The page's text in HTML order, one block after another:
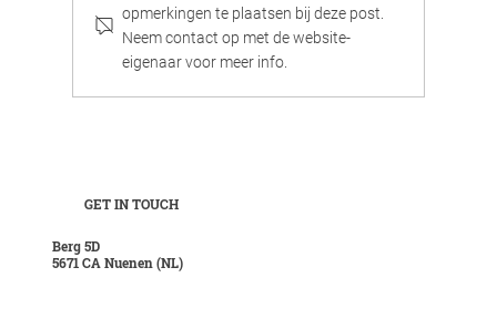
GET IN TOUCH
Berg 5D
5671 CA Nuenen (NL)
Aspen - Robuust en elegant tegelijk
opmerkingen te plaatsen bij deze post.
Neem contact op met de website-
eigenaar voor meer info.